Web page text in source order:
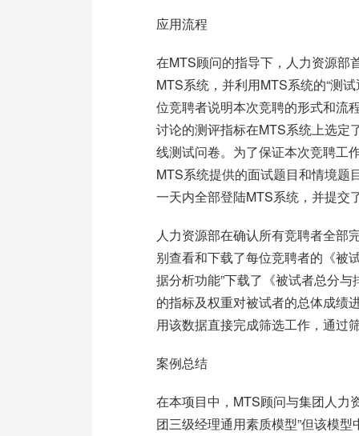
应用流程
在MTS顾问的指导下，人力资源部
MTS系统，并利用MTS系统的“测
位竞聘者说明本次竞聘的形式和流
讨论的测评指标在MTS系统上选定
线测试问卷。为了保证本次竞聘工
MTS系统提供的面试题目和情境题
一天内全部登陆MTS系统，并提交
人力资源部在确认所有竞聘者全部
别查看和下载了每位竞聘者的《被
据分析功能”下载了《被试者总分
的指标及权重对被试者的总体成绩
用该数据直接完成筛选工作，通过
案例总结
在本项目中，MTS顾问与集团人力
团三级经理通用素质模型”但该模